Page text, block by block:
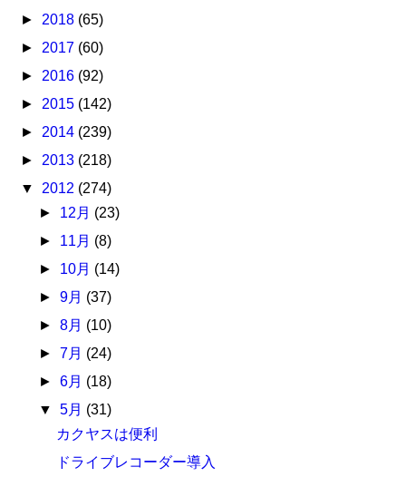
► 2018 (65)
► 2017 (60)
► 2016 (92)
► 2015 (142)
► 2014 (239)
► 2013 (218)
▼ 2012 (274)
► 12月 (23)
► 11月 (8)
► 10月 (14)
► 9月 (37)
► 8月 (10)
► 7月 (24)
► 6月 (18)
▼ 5月 (31)
カクヤスは便利
ドライブレコーダー導入